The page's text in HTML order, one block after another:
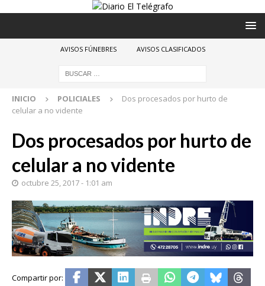
AVISOS FÚNEBRES AVISOS CLASIFICADOS
INICIO POLICIALES
Dos procesados por hurto de
celular a no vidente
Dos procesados por hurto de
celular a no vidente
octubre 25, 2017 - 1:01 am